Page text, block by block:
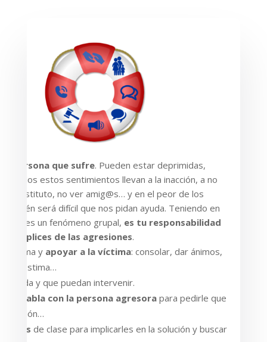
persona que sufre. Pueden estar deprimidas,
Todos estos sentimientos llevan a la inacción, a no
al instituto, no ver amig@s… y en el peor de los
será difícil que nos pidan ayuda. Teniendo en
es un fenómeno grupal, es tu responsabilidad
cómplices de las agresiones.
y apoyar a la víctima: consolar, dar ánimos,
autoestima…
ayuda y que puedan intervenir.
habla con la persona agresora para pedirle que
perdón…
de clase para implicarles en la solución y buscar